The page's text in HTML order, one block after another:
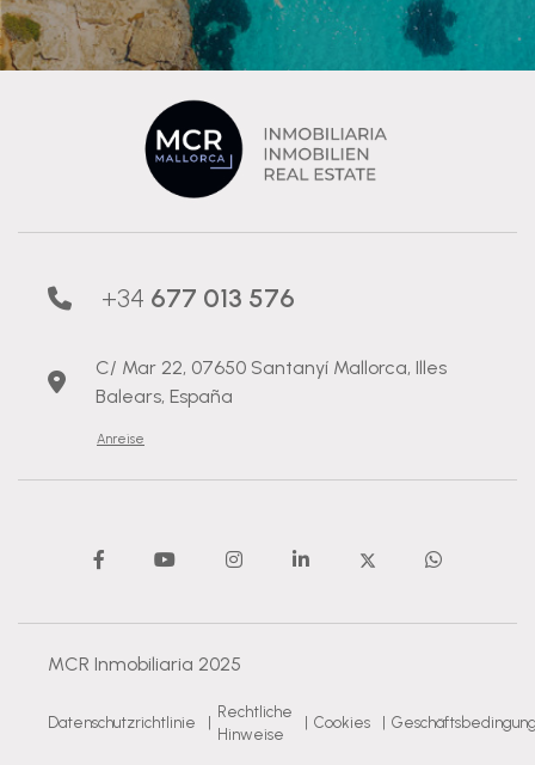
+34 677 013 576
C/ Mar 22, 07650 Santanyí Mallorca, Illes
Balears, España
Anreise
MCR Inmobiliaria 2025
Datenschutzrichtlinie
Rechtliche
Hinweise
Cookies